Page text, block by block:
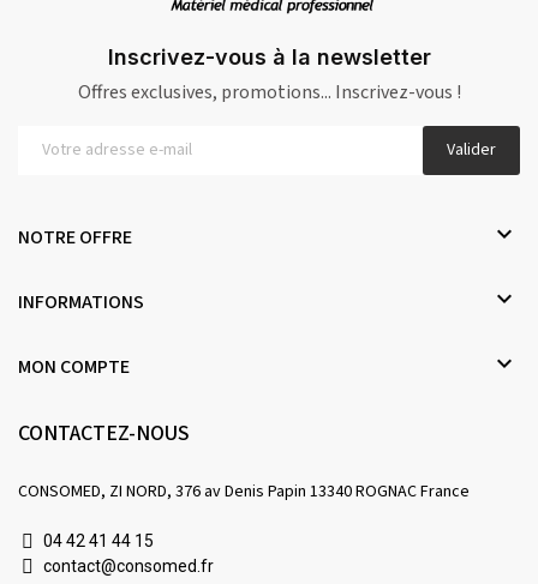
Inscrivez-vous à la newsletter
Offres exclusives, promotions... Inscrivez-vous !
Valider
NOTRE OFFRE 
INFORMATIONS 
MON COMPTE 
CONTACTEZ-NOUS
CONSOMED, ZI NORD, 376 av Denis Papin 13340 ROGNAC France
04 42 41 44 15
contact@consomed.fr